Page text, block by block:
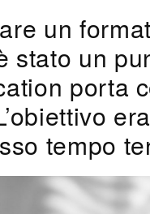
un
stato un
porta
tempo